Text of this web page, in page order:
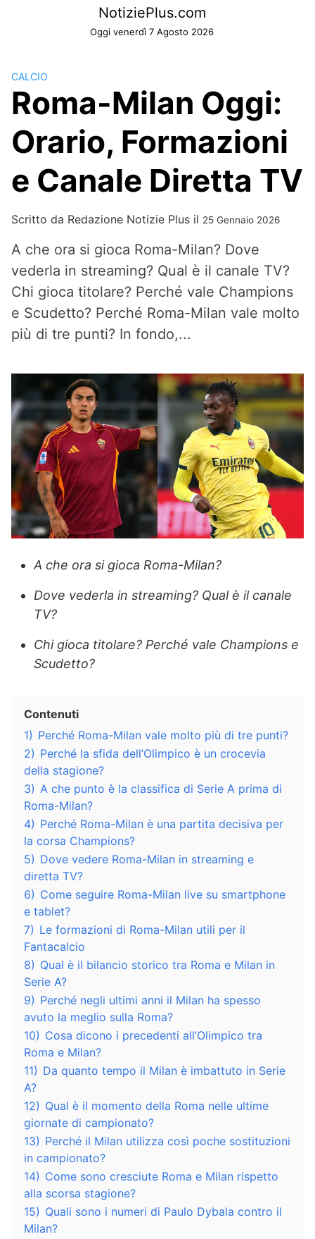
NotiziePlus.com
Oggi venerdì 7 Agosto 2026
CALCIO
Roma-Milan Oggi:
Orario, Formazioni
e Canale Diretta TV
Scritto da Redazione Notizie Plus il 25 Gennaio 2026
A che ora si gioca Roma-Milan? Dove
vederla in streaming? Qual è il canale TV?
Chi gioca titolare? Perché vale Champions
e Scudetto? Perché Roma-Milan vale molto
più di tre punti? In fondo,...
A che ora si gioca Roma-Milan?
Dove vederla in streaming? Qual è il canale
TV?
Chi gioca titolare? Perché vale Champions e
Scudetto?
Contenuti
1) Perché Roma-Milan vale molto più di tre punti?
2) Perché la sfida dell’Olimpico è un crocevia
della stagione?
3) A che punto è la classifica di Serie A prima di
Roma-Milan?
4) Perché Roma-Milan è una partita decisiva per
la corsa Champions?
5) Dove vedere Roma-Milan in streaming e
diretta TV?
6) Come seguire Roma-Milan live su smartphone
e tablet?
7) Le formazioni di Roma-Milan utili per il
Fantacalcio
8) Qual è il bilancio storico tra Roma e Milan in
Serie A?
9) Perché negli ultimi anni il Milan ha spesso
avuto la meglio sulla Roma?
10) Cosa dicono i precedenti all’Olimpico tra
Roma e Milan?
11) Da quanto tempo il Milan è imbattuto in Serie
A?
12) Qual è il momento della Roma nelle ultime
giornate di campionato?
13) Perché il Milan utilizza così poche sostituzioni
in campionato?
14) Come sono cresciute Roma e Milan rispetto
alla scorsa stagione?
15) Quali sono i numeri di Paulo Dybala contro il
Milan?